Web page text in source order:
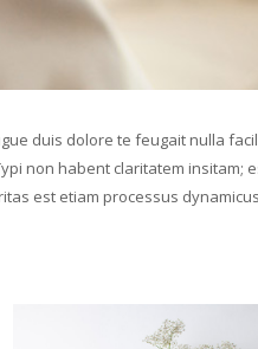
duis dolore te feugait nulla
non habent claritatem insitam;
est etiam processus